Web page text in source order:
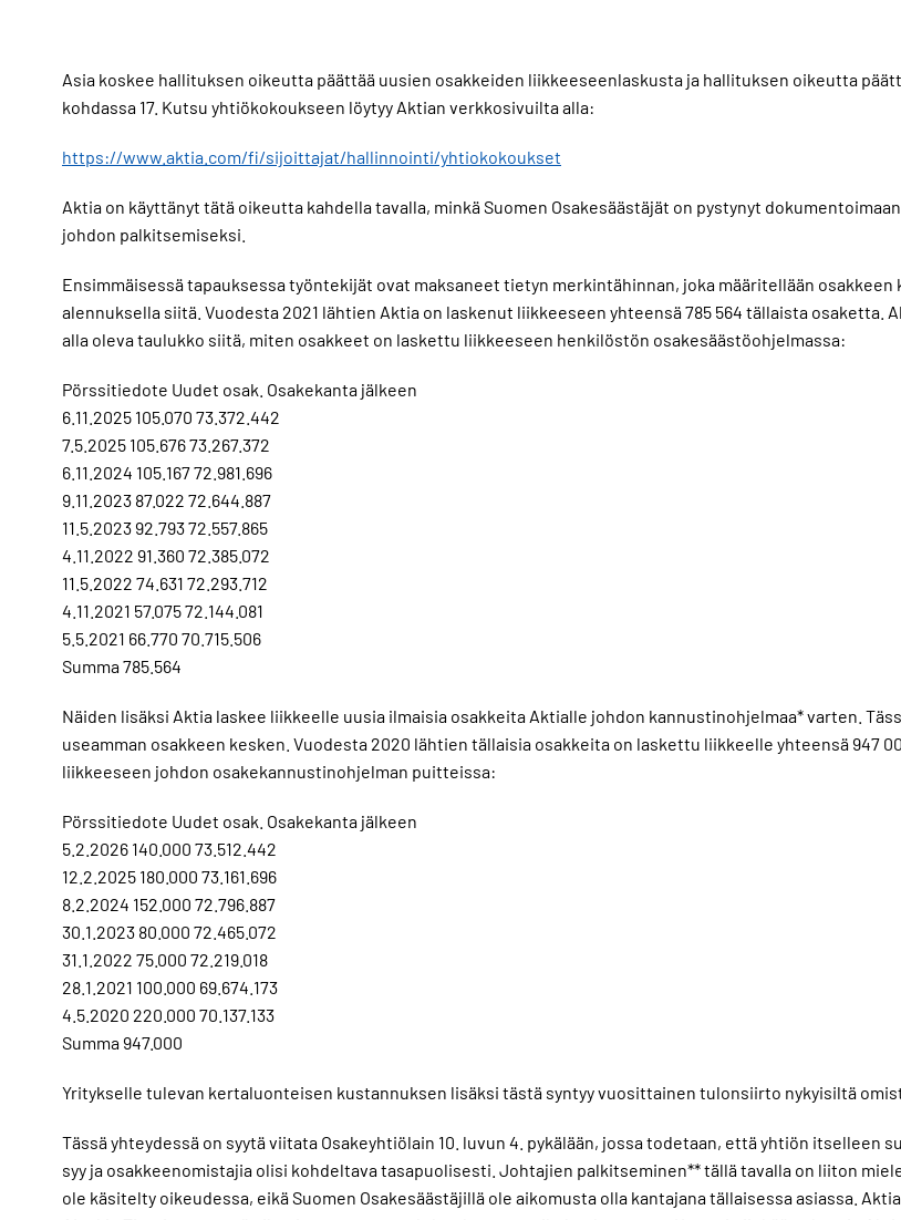
Asia koskee hallituksen oikeutta päättää uusien osakkeiden liikkeeseenlaskusta ja hallituksen oikeutta
kohdassa 17. Kutsu yhtiökokoukseen löytyy Aktian verkkosivuilta alla:
https://www.aktia.com/fi/sijoittajat/hallinnointi/yhtiokokoukset
Aktia on käyttänyt tätä oikeutta kahdella tavalla, minkä Suomen Osakesäästäjät on pystynyt
johdon palkitsemiseksi.
Ensimmäisessä tapauksessa työntekijät ovat maksaneet tietyn merkintähinnan, joka määritellään
alennuksella siitä. Vuodesta 2021 lähtien Aktia on laskenut liikkeeseen yhteensä 785 564 tällaista osaketta.
alla oleva taulukko siitä, miten osakkeet on laskettu liikkeeseen henkilöstön osakesäästöohjelmassa:
Pörssitiedote Uudet osak. Osakekanta jälkeen
6.11.2025 105.070 73.372.442
7.5.2025 105.676 73.267.372
6.11.2024 105.167 72.981.696
9.11.2023 87.022 72.644.887
11.5.2023 92.793 72.557.865
4.11.2022 91.360 72.385.072
11.5.2022 74.631 72.293.712
4.11.2021 57.075 72.144.081
5.5.2021 66.770 70.715.506
Summa 785.564
Näiden lisäksi Aktia laskee liikkeelle uusia ilmaisia osakkeita Aktialle johdon kannustinohjelmaa* varten.
useamman osakkeen kesken. Vuodesta 2020 lähtien tällaisia osakkeita on laskettu liikkeelle yhteensä 947
liikkeeseen johdon osakekannustinohjelman puitteissa:
Pörssitiedote Uudet osak. Osakekanta jälkeen
5.2.2026 140.000 73.512.442
12.2.2025 180.000 73.161.696
8.2.2024 152.000 72.796.887
30.1.2023 80.000 72.465.072
31.1.2022 75.000 72.219.018
28.1.2021 100.000 69.674.173
4.5.2020 220.000 70.137.133
Summa 947.000
Yritykselle tulevan kertaluonteisen kustannuksen lisäksi tästä syntyy vuosittainen tulonsiirto nykyisiltä
Tässä yhteydessä on syytä viitata Osakeyhtiölain 10. luvun 4. pykälään, jossa todetaan, että yhtiön
syy ja osakkeenomistajia olisi kohdeltava tasapuolisesti. Johtajien palkitseminen** tällä tavalla on liiton
ole käsitelty oikeudessa, eikä Suomen Osakesäästäjillä ole aikomusta olla kantajana tällaisessa asiassa.